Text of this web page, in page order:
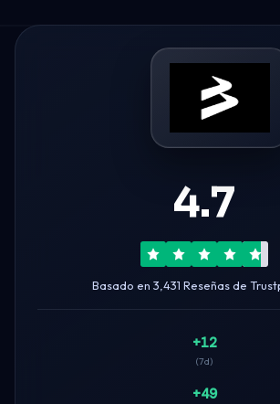
4.7
Basado en 3,431 Reseñas de
+12
(7d)
+49